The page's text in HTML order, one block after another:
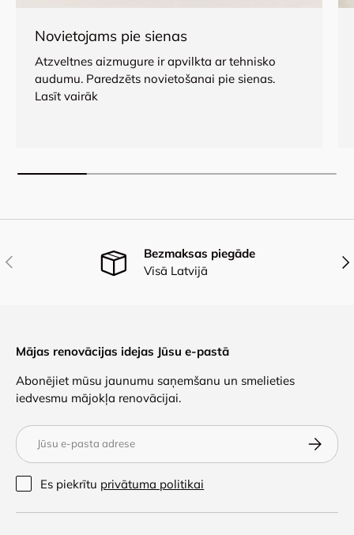
Novietojams pie sienas
Atzveltnes aizmugure ir apvilkta ar tehnisko
audumu. Paredzēts novietošanai pie sienas.
Lasīt vairāk
Iepriekšējais
Bezmaksas piegāde
Visā Latvijā
Mājas renovācijas idejas Jūsu e-pastā
Abonējiet mūsu jaunumu saņemšanu un smelieties
iedvesmu mājokļa renovācijai.
E-pasts
Abonēt
Es piekrītu privātuma politikai